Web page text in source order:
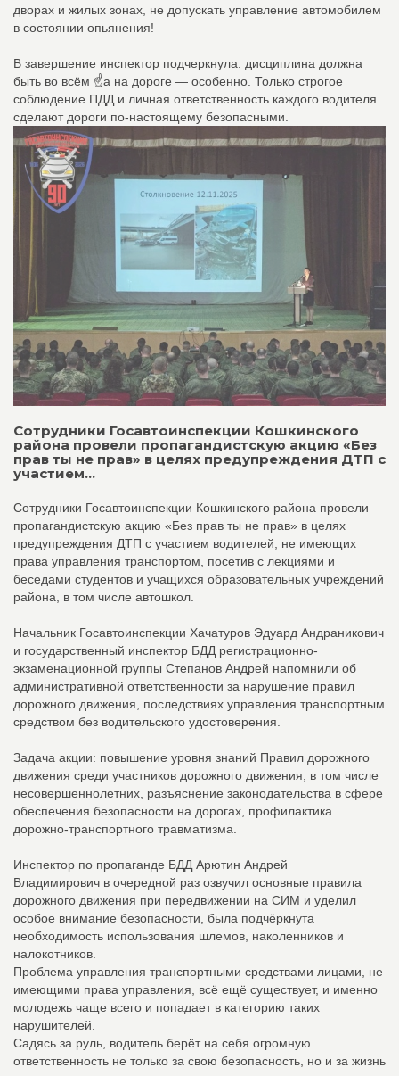
дворах и жилых зонах, не допускать управление автомобилем
в состоянии опьянения!
В завершение инспектор подчеркнула: дисциплина должна
быть во всём ☝️а на дороге — особенно. Только строгое
соблюдение ПДД и личная ответственность каждого водителя
сделают дороги по-настоящему безопасными.
Сотрудники Госавтоинспекции Кошкинского
района провели пропагандистскую акцию «Без
прав ты не прав» в целях предупреждения ДТП с
участием...
Сотрудники Госавтоинспекции Кошкинского района провели
пропагандистскую акцию «Без прав ты не прав» в целях
предупреждения ДТП с участием водителей, не имеющих
права управления транспортом, посетив с лекциями и
беседами студентов и учащихся образовательных учреждений
района, в том числе автошкол.
Начальник Госавтоинспекции Хачатуров Эдуард Андраникович
и государственный инспектор БДД регистрационно-
экзаменационной группы Степанов Андрей напомнили об
административной ответственности за нарушение правил
дорожного движения, последствиях управления транспортным
средством без водительского удостоверения.
Задача акции: повышение уровня знаний Правил дорожного
движения среди участников дорожного движения, в том числе
несовершеннолетних, разъяснение законодательства в сфере
обеспечения безопасности на дорогах, профилактика
дорожно-транспортного травматизма.
Инспектор по пропаганде БДД Арютин Андрей
Владимирович в очередной раз озвучил основные правила
дорожного движения при передвижении на СИМ и уделил
особое внимание безопасности, была подчёркнута
необходимость использования шлемов, наколенников и
налокотников.
Проблема управления транспортными средствами лицами, не
имеющими права управления, всё ещё существует, и именно
молодежь чаще всего и попадает в категорию таких
нарушителей.
Садясь за руль, водитель берёт на себя огромную
ответственность не только за свою безопасность, но и за жизнь